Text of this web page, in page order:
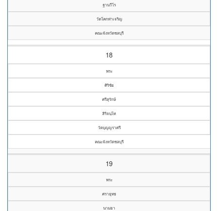
ฐานวีโร
วัดโคกท่าเจริญ
คณะจังหวัดชลบุรี
18
พระ
ศิริชัย
ศรีสุรักษ์
สิริจนฺโท
วัดบุญญราศรี
คณะจังหวัดชลบุรี
19
พระ
ศรายุทธ
นามยา